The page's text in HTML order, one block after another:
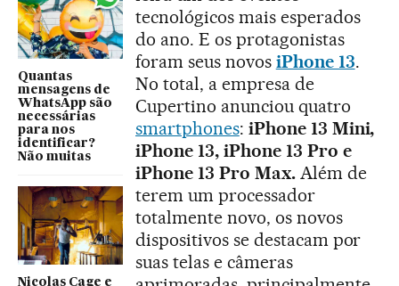
Quantas
mensagens de
WhatsApp são
necessárias
para nos
identificar?
Não muitas
Nicolas Cage e
tecnológicos mais esperados
do ano. E os protagonistas
foram seus novos iPhone 13.
No total, a empresa de
Cupertino anunciou quatro
smartphones: iPhone 13 Mini,
iPhone 13, iPhone 13 Pro e
iPhone 13 Pro Max.Além de
terem um processador
totalmente novo, os novos
dispositivos se destacam por
suas telas e câmeras